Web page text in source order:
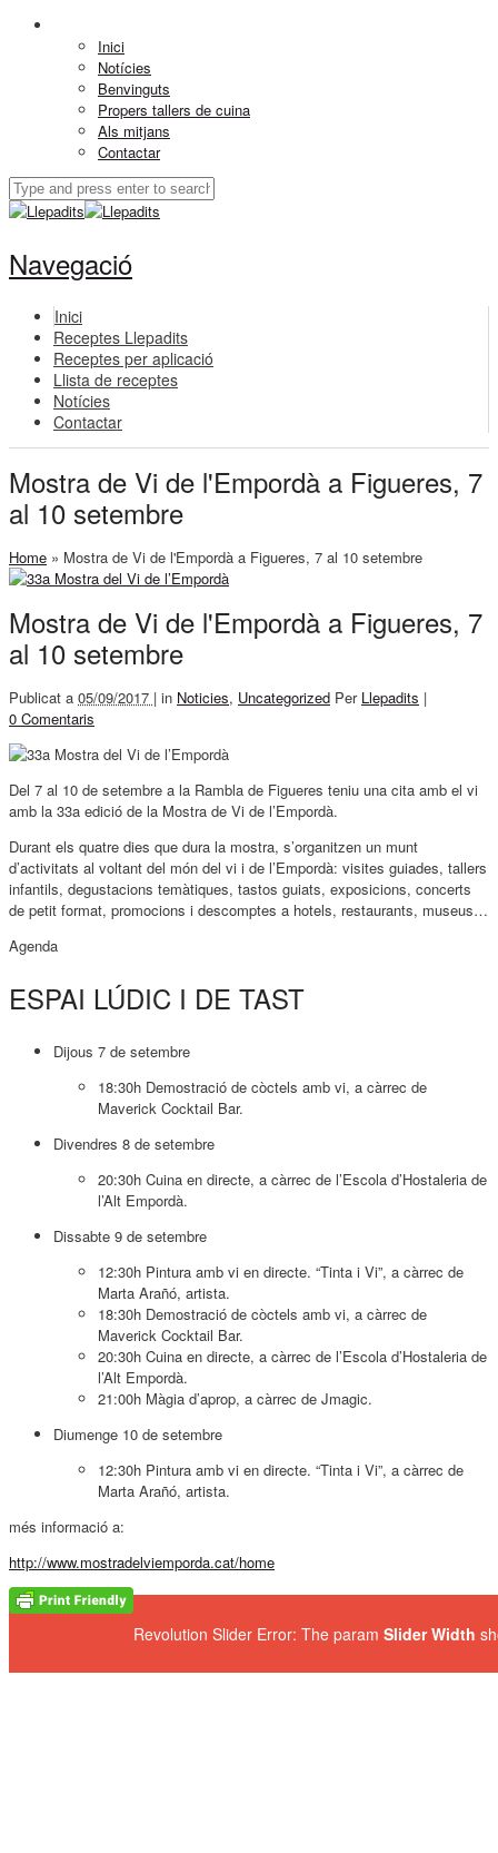
Inici
Notícies
Benvinguts
Propers tallers de cuina
Als mitjans
Contactar
Navegació
Inici
Receptes Llepadits
Receptes per aplicació
Llista de receptes
Notícies
Contactar
Mostra de Vi de l'Empordà a Figueres, 7
al 10 setembre
Home » Mostra de Vi de l'Empordà a Figueres, 7 al 10 setembre
Mostra de Vi de l'Empordà a Figueres, 7
al 10 setembre
Publicat a 05/09/2017 | in Noticies, Uncategorized Per Llepadits |
0 Comentaris
Del 7 al 10 de setembre a la Rambla de Figueres teniu una cita amb el vi
amb la 33a edició de la Mostra de Vi de l’Empordà.
Durant els quatre dies que dura la mostra, s’organitzen un munt
d’activitats al voltant del món del vi i de l’Empordà: visites guiades, tallers
infantils, degustacions temàtiques, tastos guiats, exposicions, concerts
de petit format, promocions i descomptes a hotels, restaurants, museus…
Agenda
ESPAI LÚDIC I DE TAST
Dijous 7 de setembre
18:30h Demostració de còctels amb vi, a càrrec de
Maverick Cocktail Bar.
Divendres 8 de setembre
20:30h Cuina en directe, a càrrec de l’Escola d’Hostaleria de
l’Alt Empordà.
Dissabte 9 de setembre
12:30h Pintura amb vi en directe. “Tinta i Vi”, a càrrec de
Marta Arañó, artista.
18:30h Demostració de còctels amb vi, a càrrec de
Maverick Cocktail Bar.
20:30h Cuina en directe, a càrrec de l’Escola d’Hostaleria de
l’Alt Empordà.
21:00h Màgia d’aprop, a càrrec de Jmagic.
Diumenge 10 de setembre
12:30h Pintura amb vi en directe. “Tinta i Vi”, a càrrec de
Marta Arañó, artista.
més informació a:
http://www.mostradelviemporda.cat/home
Revolution Slider Error: The param Slider Width